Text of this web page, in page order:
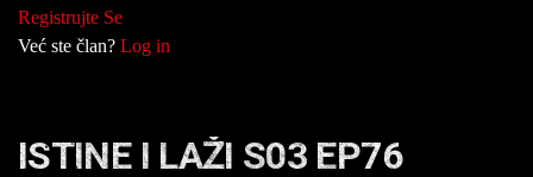
Registrujte Se
Već ste član? Log in
ISTINE I LAŽI S03 EP76